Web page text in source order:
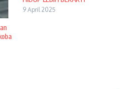
9 April 2025